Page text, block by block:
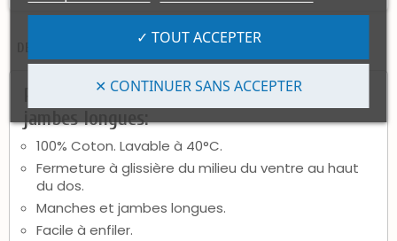
AVIS CLIENTS (3)
Réf Colombes : Une grenouillère manches et
jambes longues:
100% Coton. Lavable à 40°C.
Fermeture à glissière du milieu du ventre au haut
du dos.
Manches et jambes longues.
Facile à enfiler.
✕ CONTINUER SANS ACCEPTER
✓ TOUT ACCEPTER